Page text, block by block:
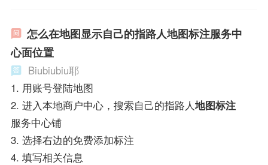
怎么在地图显示自己的指路人地图标注服务中
心面位置
Biubiubiu耶
1. 用账号登陆地图
2. 进入本地商户中心，搜索自己的指路人地图标注
服务中心铺
3. 选择右边的免费添加标注
4. 填写相关信息